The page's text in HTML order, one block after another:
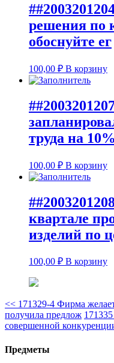
решения по
обоснуйте ег
100,00 ₽ В корзину
труда на
100,00 ₽ В корзину
квартале
изделий по
100,00 ₽ В корзину
<< 171329-4 Фирма
получила предлож
совершенной
Предметы